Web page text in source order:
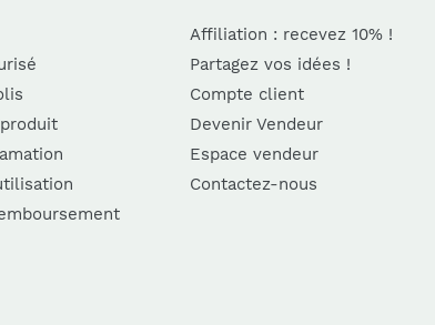
Affiliation : recevez 10% !
Partagez vos idées !
Compte client
Devenir Vendeur
Espace vendeur
Contactez-nous